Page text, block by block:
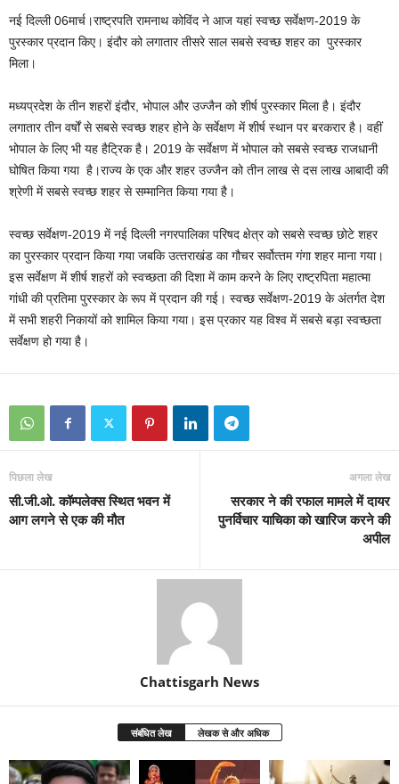
नई दिल्ली 06मार्च।राष्‍ट्रपति रामनाथ कोविंद ने आज यहां स्‍वच्‍छ सर्वेक्षण-2019 के
पुरस्‍कार प्रदान किए। इंदौर को लगातार तीसरे साल सबसे स्‍वच्‍छ शहर का पुरस्‍कार
मिला।
मध्‍यप्रदेश के तीन शहरों इंदौर, भोपाल और उज्‍जैन को शीर्ष पुरस्‍कार मिला है। इंदौर
लगातार तीन वर्षों से सबसे स्‍वच्‍छ शहर होने के सर्वेक्षण में शीर्ष स्‍थान पर बरकरार है। वहीं
भोपाल के लिए भी यह हैट्रिक है। 2019 के सर्वेक्षण में भोपाल को सबसे स्‍वच्‍छ राजधानी
घोषित किया गया है।राज्य के एक और शहर उज्‍जैन को तीन लाख से दस लाख आबादी की
श्रेणी में सबसे स्‍वच्‍छ शहर से सम्‍मानित किया गया है।
स्‍वच्‍छ सर्वेक्षण-2019 में नई दिल्‍ली नगरपालिका परिषद क्षेत्र को सबसे स्‍वच्‍छ छोटे शहर
का पुरस्‍कार प्रदान किया गया जबकि उत्‍तराखंड का गौचर सर्वोत्‍तम गंगा शहर माना गया।
इस सर्वेक्षण में शीर्ष शहरों को स्‍वच्‍छता की दिशा में काम करने के लिए राष्‍ट्रपिता महात्‍मा
गांधी की प्रतिमा पुरस्‍कार के रूप में प्रदान की गई। स्‍वच्‍छ सर्वेक्षण-2019 के अंतर्गत देश
में सभी शहरी निकायों को शामिल किया गया। इस प्रकार यह विश्‍व में सबसे बड़ा स्‍वच्‍छता
सर्वेक्षण हो गया है।
पिछला लेख
सी.जी.ओ. कॉम्पलेक्स स्थित भवन में
आग लगने से एक की मौत
अगला लेख
सरकार ने की रफाल मामले में दायर
पुनर्विचार याचिका को खारिज करने की
अपील
Chattisgarh News
संबंधित लेख लेखक से और अधिक